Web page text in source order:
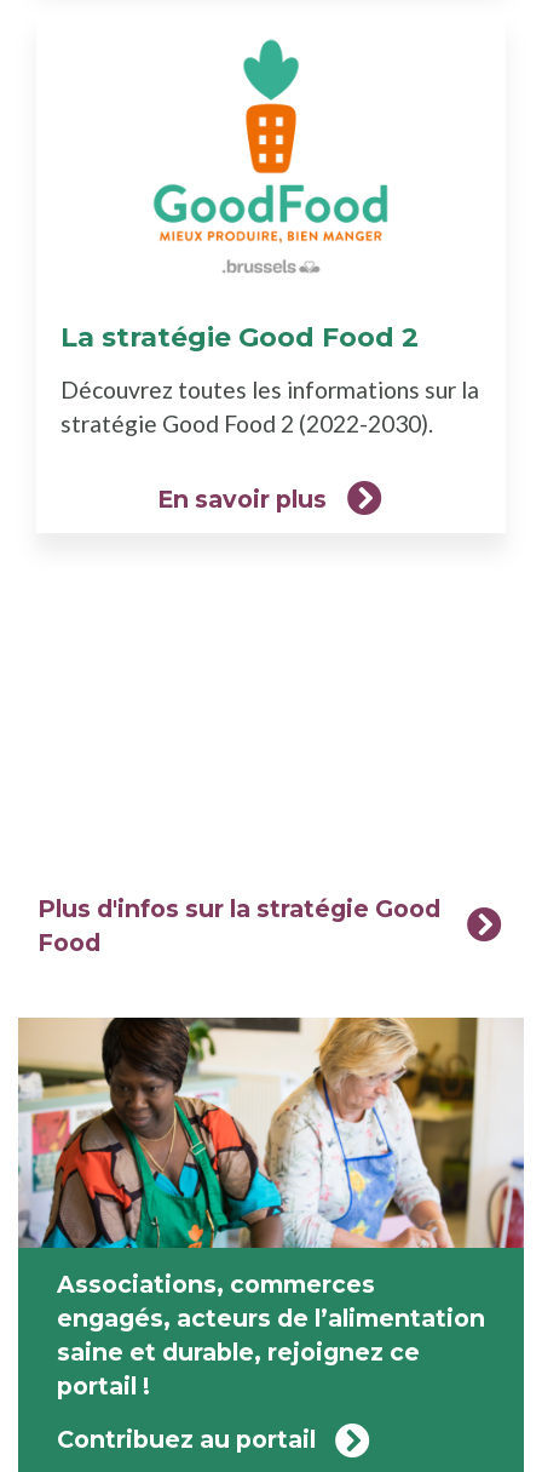
La stratégie Good Food 2
plus)
Découvrez toutes les informations sur la
stratégie Good Food 2 (2022-2030).
En savoir plus
Plus d'infos sur la stratégie Good
Food
Associations, commerces
engagés, acteurs de l’alimentation
saine et durable, rejoignez ce
portail !
Contribuez au portail